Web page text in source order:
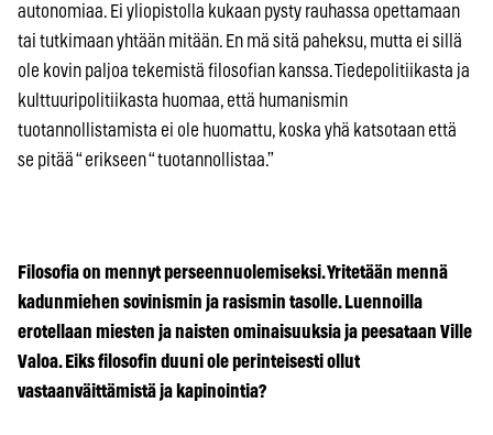
autonomiaa. Ei yliopistolla kukaan pysty rauhassa opettamaan
tai tutkimaan yhtään mitään. En mä sitä paheksu, mutta ei sillä
ole kovin paljoa tekemistä filosofian kanssa. Tiedepolitiikasta ja
kulttuuripolitiikasta huomaa, että humanismin
tuotannollistamista ei ole huomattu, koska yhä katsotaan että
se pitää “ erikseen “ tuotannollistaa.”
Filosofia on mennyt perseennuolemiseksi. Yritetään mennä
kadunmiehen sovinismin ja rasismin tasolle. Luennoilla
erotellaan miesten ja naisten ominaisuuksia ja peesataan Ville
Valoa. Eiks filosofin duuni ole perinteisesti ollut
vastaanväittämistä ja kapinointia?